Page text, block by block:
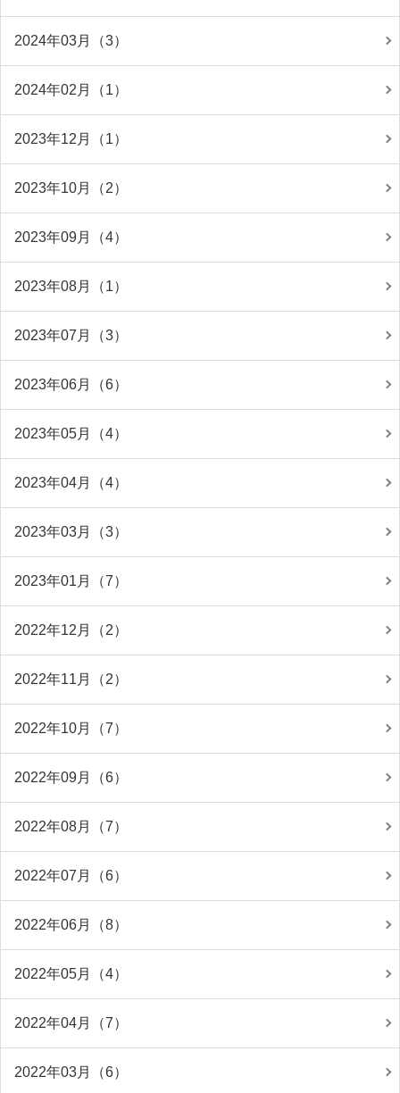
2024年03月（3）
2024年02月（1）
2023年12月（1）
2023年10月（2）
2023年09月（4）
2023年08月（1）
2023年07月（3）
2023年06月（6）
2023年05月（4）
2023年04月（4）
2023年03月（3）
2023年01月（7）
2022年12月（2）
2022年11月（2）
2022年10月（7）
2022年09月（6）
2022年08月（7）
2022年07月（6）
2022年06月（8）
2022年05月（4）
2022年04月（7）
2022年03月（6）